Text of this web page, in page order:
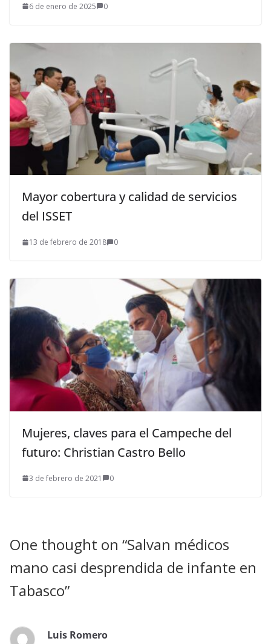
6 de enero de 2025 0
Mayor cobertura y calidad de servicios
del ISSET
13 de febrero de 2018 0
Mujeres, claves para el Campeche del
futuro: Christian Castro Bello
3 de febrero de 2021 0
One thought on “Salvan médicos
mano casi desprendida de infante en
Tabasco”
Luis Romero